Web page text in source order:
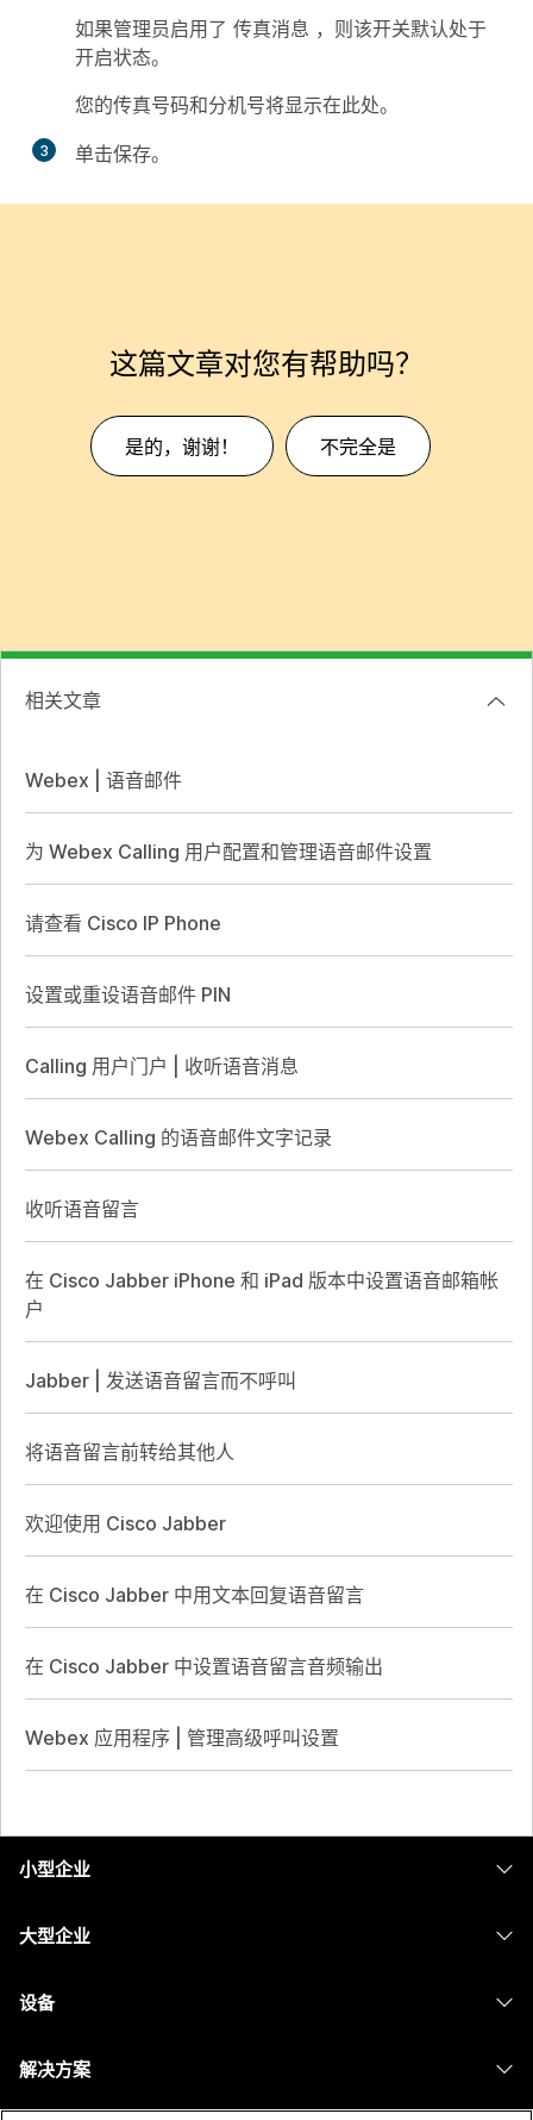
如果管理员启用了 传真消息 ，则该开关默认处于
开启状态。
您的传真号码和分机号将显示在此处。
3 单击保存。
这篇文章对您有帮助吗？
是的，谢谢！ 不完全是
相关文章
Webex | 语音邮件
为 Webex Calling 用户配置和管理语音邮件设置
请查看 Cisco IP Phone
设置或重设语音邮件 PIN
Calling 用户门户 | 收听语音消息
Webex Calling 的语音邮件文字记录
收听语音留言
在 Cisco Jabber iPhone 和 iPad 版本中设置语音邮箱帐
户
Jabber | 发送语音留言而不呼叫
将语音留言前转给其他人
欢迎使用 Cisco Jabber
在 Cisco Jabber 中用文本回复语音留言
在 Cisco Jabber 中设置语音留言音频输出
Webex 应用程序 | 管理高级呼叫设置
小型企业
大型企业
设备
解决方案
教育